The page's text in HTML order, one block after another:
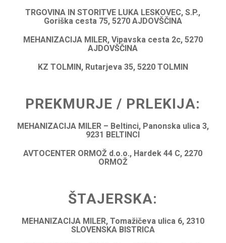
TRGOVINA IN STORITVE LUKA LESKOVEC, S.P.,
Goriška cesta 75, 5270 AJDOVŠČINA
MEHANIZACIJA MILER, Vipavska cesta 2c, 5270
AJDOVŠČINA
KZ TOLMIN, Rutarjeva 35, 5220 TOLMIN
PREKMURJE / PRLEKIJA:
MEHANIZACIJA MILER – Beltinci, Panonska ulica 3,
9231 BELTINCI
AVTOCENTER ORMOŽ d.o.o., Hardek 44 C, 2270
ORMOŽ
ŠTAJERSKA:
MEHANIZACIJA MILER, Tomažičeva ulica 6, 2310
SLOVENSKA BISTRICA